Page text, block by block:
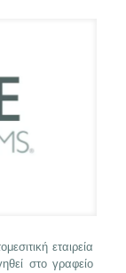
εταιρεία
στο γραφείο